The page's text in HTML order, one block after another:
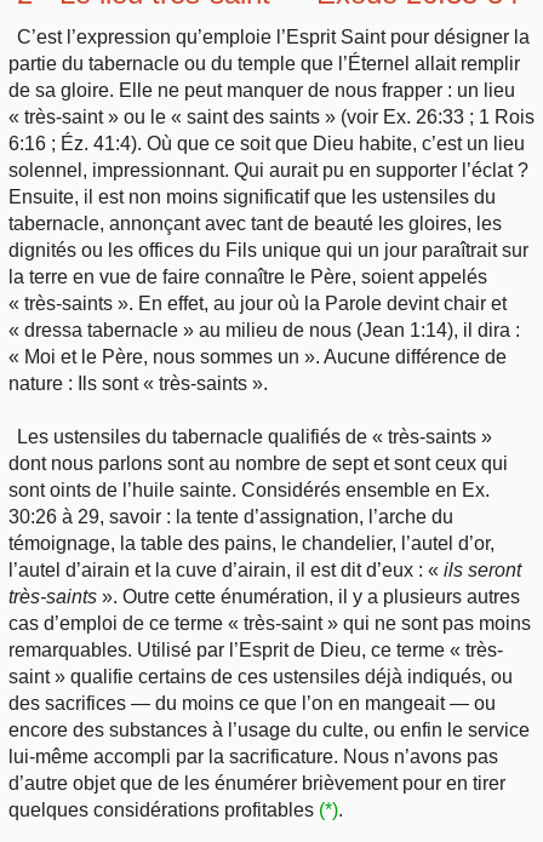
C’est l’expression qu’emploie l’Esprit Saint pour désigner la
partie du tabernacle ou du temple que l’Éternel allait remplir
de sa gloire. Elle ne peut manquer de nous frapper : un lieu
« très-saint » ou le « saint des saints » (voir Ex. 26:33 ; 1 Rois
6:16 ; Éz. 41:4). Où que ce soit que Dieu habite, c’est un lieu
solennel, impressionnant. Qui aurait pu en supporter l’éclat ?
Ensuite, il est non moins significatif que les ustensiles du
tabernacle, annonçant avec tant de beauté les gloires, les
dignités ou les offices du Fils unique qui un jour paraîtrait sur
la terre en vue de faire connaître le Père, soient appelés
« très-saints ». En effet, au jour où la Parole devint chair et
« dressa tabernacle » au milieu de nous (Jean 1:14), il dira :
« Moi et le Père, nous sommes un ». Aucune différence de
nature : Ils sont « très-saints ».
Les ustensiles du tabernacle qualifiés de « très-saints »
dont nous parlons sont au nombre de sept et sont ceux qui
sont oints de l’huile sainte. Considérés ensemble en Ex.
30:26 à 29, savoir : la tente d’assignation, l’arche du
témoignage, la table des pains, le chandelier, l’autel d’or,
l’autel d’airain et la cuve d’airain, il est dit d’eux : « ils seront
très-saints ». Outre cette énumération, il y a plusieurs autres
cas d’emploi de ce terme « très-saint » qui ne sont pas moins
remarquables. Utilisé par l’Esprit de Dieu, ce terme « très-
saint » qualifie certains de ces ustensiles déjà indiqués, ou
des sacrifices — du moins ce que l’on en mangeait — ou
encore des substances à l’usage du culte, ou enfin le service
lui-même accompli par la sacrificature. Nous n’avons pas
d’autre objet que de les énumérer brièvement pour en tirer
quelques considérations profitables (*).